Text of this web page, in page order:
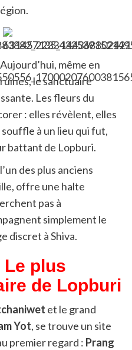
Aujourd’hui, même en
ruines, le sanctuaire
Les fleurs du
: elles révèlent, elles
à un lieu qui fut,
battant de Lopburi.
des plus anciens
offre une halte
pas à
simplement le
discret à Shiva.
Le plus
de Lopburi
et le grand
Yot, se trouve un site
premier regard : Prang